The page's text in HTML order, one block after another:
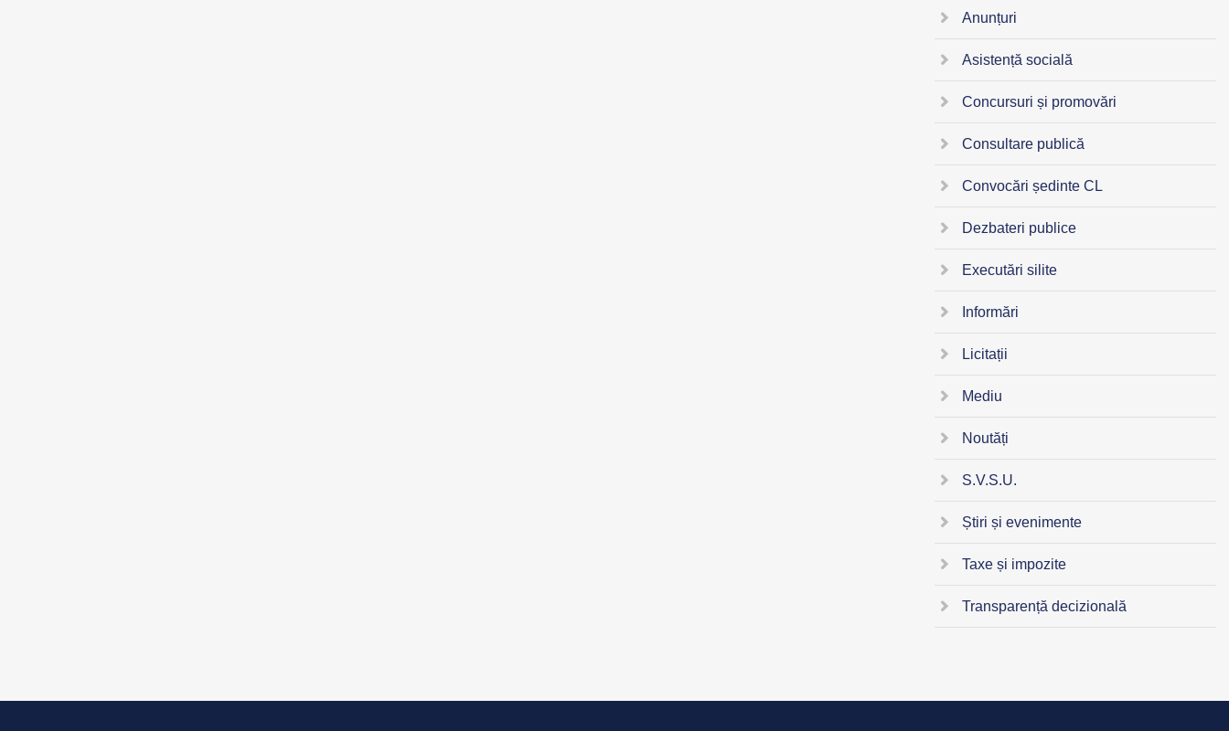
Anunțuri
Asistență socială
Concursuri și promovări
Consultare publică
Convocări ședinte CL
Dezbateri publice
Executări silite
Informări
Licitații
Mediu
Noutăți
S.V.S.U.
Știri și evenimente
Taxe și impozite
Transparență decizională